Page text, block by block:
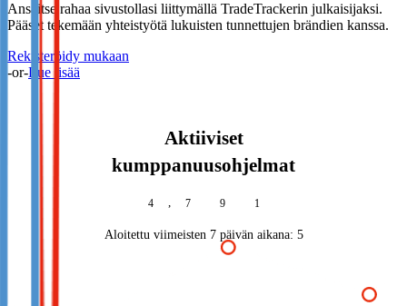
Ansaitse rahaa sivustollasi liittymällä TradeTrackerin julkaisijaksi.
Pääset tekemään yhteistyötä lukuisten tunnettujen brändien kanssa.
Rekisteröidy mukaan
-or-Lue lisää
Aktiiviset
kumppanuusohjelmat
4 , 7 9 1
Aloitettu viimeisten 7 päivän aikana: 5